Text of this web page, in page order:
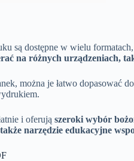
są dostępne w wielu
na różnych urządzeniach,
można je łatwo dopasować
i oferują szeroki wybór
narzędzie edukacyjne